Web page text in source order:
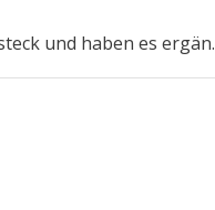
und haben es ergän.